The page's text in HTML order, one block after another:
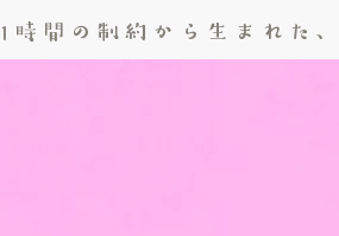
1時間の制約から生まれた